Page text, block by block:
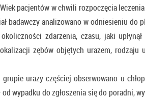
pacjentów w chwili rozpoczęcia
badawczy analizowano w odniesieniu do
zdarzenia, czasu, jaki
zębów objętych urazem, rodzaju
urazy częściej obserwowano u
od wypadku do zgłoszenia się do poradni,